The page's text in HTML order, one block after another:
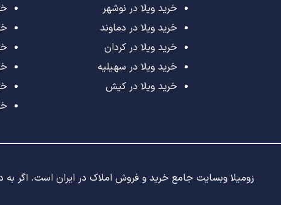
خرید ویلا در نوشهر
خرید ویلا در دماوند
خرید ویلا در کردان
خرید ویلا در سهیلیه
خرید ویلا در کیش
زومیلا وبسایت جامع خرید و فروش املاک در ایران است. اگر به